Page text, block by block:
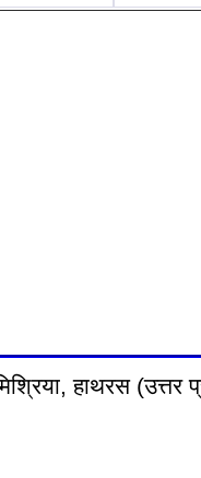
हाथरस (उत्तर